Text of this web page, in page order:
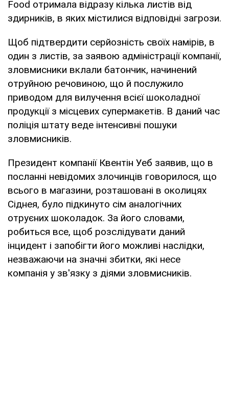
Food отримала відразу кілька листів від
здирників, в яких містилися відповідні загрози.
Щоб підтвердити серйозність своїх намірів, в
один з листів, за заявою адміністрації компанії,
зловмисники вклали батончик, начинений
отруйною речовиною, що й послужило
приводом для вилучення всієї шоколадної
продукції з місцевих супермакетів. В даний час
поліція штату веде інтенсивні пошуки
зловмисників.
Президент компанії Квентін Уеб заявив, що в
посланні невідомих злочинців говорилося, що
всього в магазини, розташовані в околицях
Сіднея, було підкинуто сім аналогічних
отруєних шоколадок. За його словами,
робиться все, щоб розслідувати даний
інцидент і запобігти його можливі наслідки,
незважаючи на значні збитки, які несе
компанія у зв'язку з діями зловмисників.